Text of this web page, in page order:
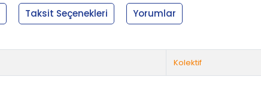
Taksit Seçenekleri Yorumlar
Kolektif